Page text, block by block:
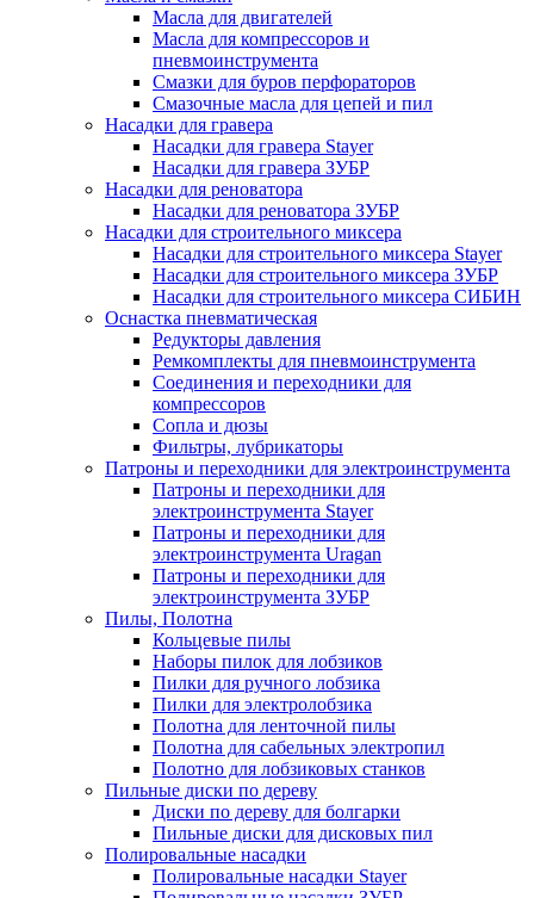
Масла для двигателей
Масла для компрессоров и
пневмоинструмента
Смазки для буров перфораторов
Смазочные масла для цепей и пил
Насадки для гравера
Насадки для гравера Stayer
Насадки для гравера ЗУБР
Насадки для реноватора
Насадки для реноватора ЗУБР
Насадки для строительного миксера
Насадки для строительного миксера Stayer
Насадки для строительного миксера ЗУБР
Насадки для строительного миксера СИБИН
Оснастка пневматическая
Редукторы давления
Ремкомплекты для пневмоинструмента
Соединения и переходники для
компрессоров
Сопла и дюзы
Фильтры, лубрикаторы
Патроны и переходники для электроинструмента
Патроны и переходники для
электроинструмента Stayer
Патроны и переходники для
электроинструмента Uragan
Патроны и переходники для
электроинструмента ЗУБР
Пилы, Полотна
Кольцевые пилы
Наборы пилок для лобзиков
Пилки для ручного лобзика
Пилки для электролобзика
Полотна для ленточной пилы
Полотна для сабельных электропил
Полотно для лобзиковых станков
Пильные диски по дереву
Диски по дереву для болгарки
Пильные диски для дисковых пил
Полировальные насадки
Полировальные насадки Stayer